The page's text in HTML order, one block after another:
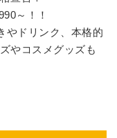
～！！
やドリンク、本格的
やコスメグッズも